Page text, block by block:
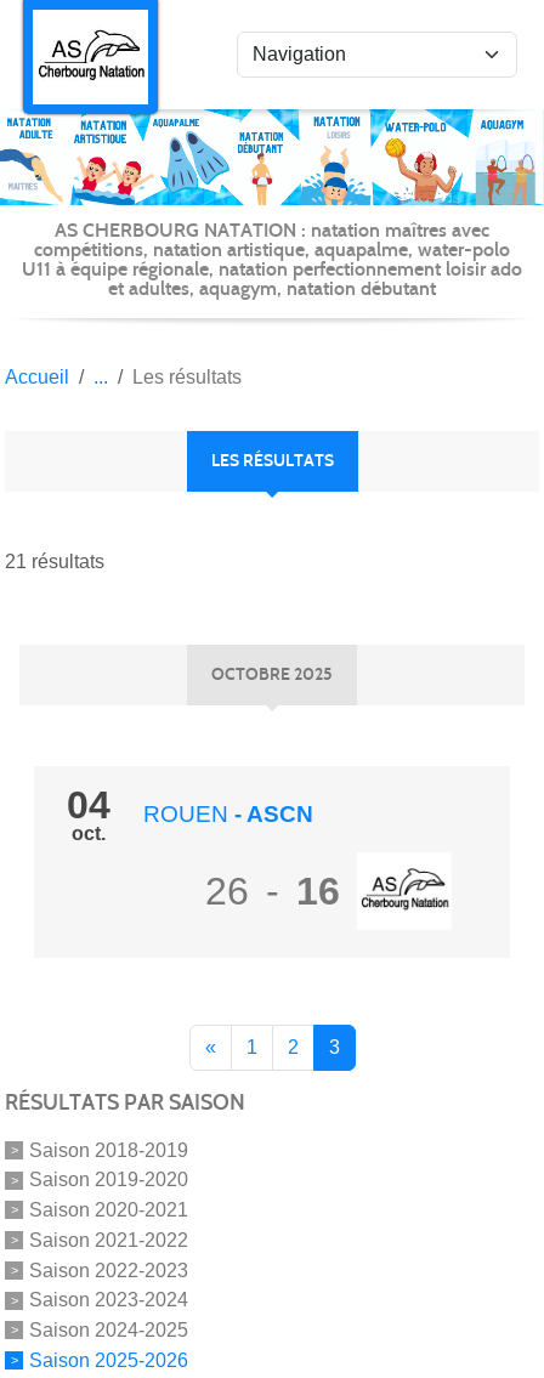
AS CHERBOURG NATATION : natation maîtres avec
compétitions, natation artistique, aquapalme, water-polo
U11 à équipe régionale, natation perfectionnement loisir ado
et adultes, aquagym, natation débutant
Accueil Les résultats
LES RÉSULTATS
21 résultats
OCTOBRE 2025
04
oct.
ROUEN - ASCN
26 - 16
« 1 2 3
RÉSULTATS PAR SAISON
Saison 2018-2019
Saison 2019-2020
Saison 2020-2021
Saison 2021-2022
Saison 2022-2023
Saison 2023-2024
Saison 2024-2025
Saison 2025-2026
Panneau de gestion des cookies